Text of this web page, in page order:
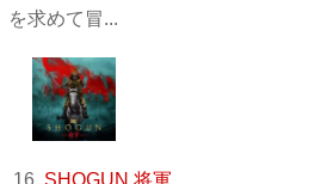
を求めて冒...
16. SHOGUN 将軍